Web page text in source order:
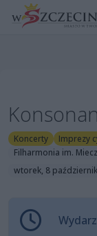
Koncerty
Imprezy
Filharmonia im.
wtorek, 8